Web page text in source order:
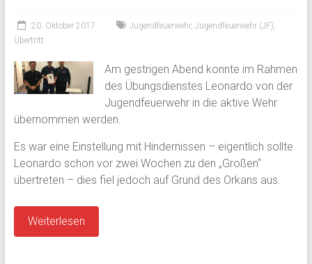
20. Oktober 2017 Jugendfeuerwehr, Jugendfeuerwehr (JF)
Übertritt
Am gestrigen Abend konnte im Rahmen
des Übungsdienstes Leonardo von der
Jugendfeuerwehr in die aktive Wehr
übernommen werden.
Es war eine Einstellung mit Hindernissen – eigentlich sollte
Leonardo schon vor zwei Wochen zu den „Großen“
übertreten – dies fiel jedoch auf Grund des Orkans aus.
Weiterlesen